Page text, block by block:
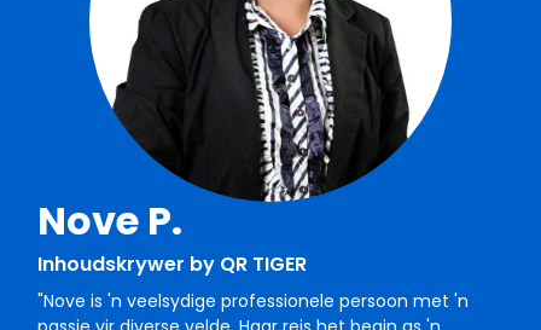
Nove P.
Inhoudskrywer by QR TIGER
"Nove is 'n veelsydige professionele persoon met 'n